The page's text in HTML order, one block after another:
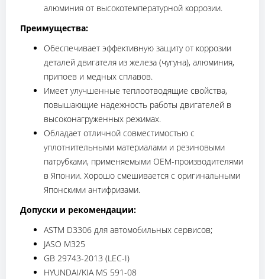
алюминия от высокотемпературной коррозии.
Преимущества:
Обеспечивает эффективную защиту от коррозии
деталей двигателя из железа (чугуна), алюминия,
припоев и медных сплавов.
Имеет улучшенные теплоотводящие свойства,
повышающие надежность работы двигателей в
высоконагруженных режимах.
Обладает отличной совместимостью с
уплотнительными материалами и резиновыми
патрубками, применяемыми ОЕМ-производителями
в Японии. Хорошо смешивается с оригинальными
Японскими антифризами.
Допуски и рекомендации:
ASTM D3306 для автомобильных сервисов;
JASO M325
GB 29743-2013 (LEC-I)
HYUNDAI/KIA MS 591-08